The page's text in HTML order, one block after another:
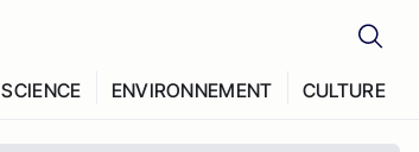
SCIENCE ENVIRONNEMENT CULTURE